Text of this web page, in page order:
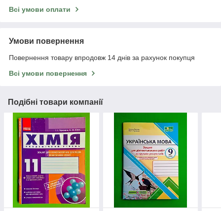
Всі умови оплати
Умови повернення
Повернення товару впродовж 14 днів за рахунок покупця
Всі умови повернення
Подібні товари компанії